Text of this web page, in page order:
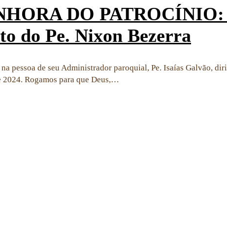
DO PATROCÍNIO:
do Pe. Nixon Bezerra
pessoa de seu Administrador paroquial, Pe. Isaías Galvão,
Rogamos para que Deus,…